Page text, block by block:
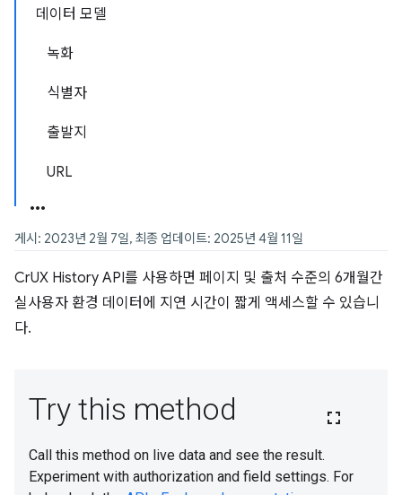
데이터 모델
녹화
식별자
출발지
URL
게시: 2023년 2월 7일, 최종 업데이트: 2025년 4월 11일
CrUX History API를 사용하면 페이지 및 출처 수준의 6개월간
실사용자 환경 데이터에 지연 시간이 짧게 액세스할 수 있습니
다.